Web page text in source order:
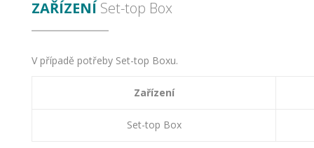
ZAŘÍZENÍ Set-top Box
V případě potřeby Set-top Boxu.
Zařízení
Set-top Box